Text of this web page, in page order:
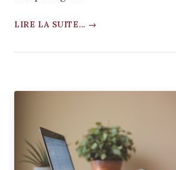
LIRE LA SUITE... →